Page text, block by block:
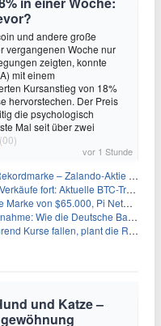
und andere große
vergangenen Woche nur
zeigten, konnte
mit einem
Kursanstieg von 18%
hervorstechen. Der Preis
die psychologisch
Mal seit über zwei
(00)
vor 1 Stunde
Zalando-Aktie crasht nach Quartalszahlen
fort: Aktuelle BTC-Transaktionen
Pi Network gewinnt an Unterstützung
Bank im Schatten zum großen Gewinner wird
plant die Regierung die Steuer-Bombe
und Katze –